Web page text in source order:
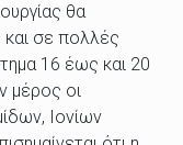
θα
και σε πολλές
16 έως και 20
μέρος οι
Ιονίων